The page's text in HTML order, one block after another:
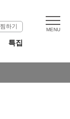
찜하기
특집